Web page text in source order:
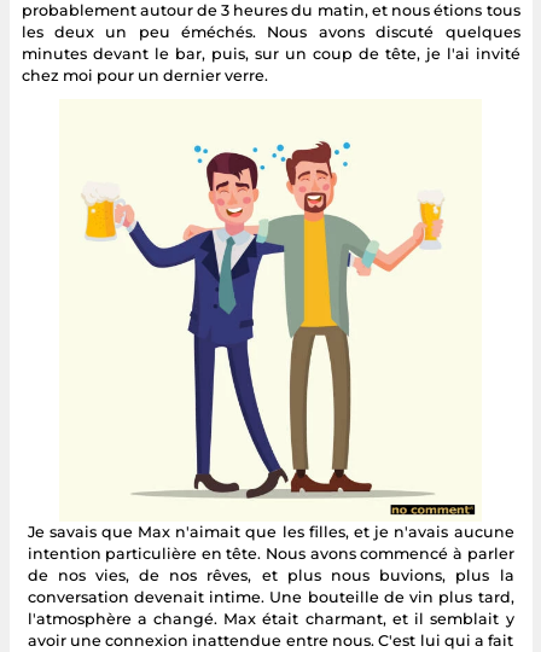
probablement autour de 3 heures du matin, et nous étions tous
les deux un peu éméchés. Nous avons discuté quelques
minutes devant le bar, puis, sur un coup de tête, je l'ai invité
chez moi pour un dernier verre.
Je savais que Max n'aimait que les filles, et je n'avais aucune
intention particulière en tête. Nous avons commencé à parler
de nos vies, de nos rêves, et plus nous buvions, plus la
conversation devenait intime. Une bouteille de vin plus tard,
l'atmosphère a changé. Max était charmant, et il semblait y
avoir une connexion inattendue entre nous. C'est lui qui a fait